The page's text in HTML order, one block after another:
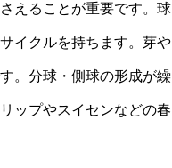
えることが重要です。球
イクルを持ちます。芽や
。分球・側球の形成が繰
ップやスイセンなどの春